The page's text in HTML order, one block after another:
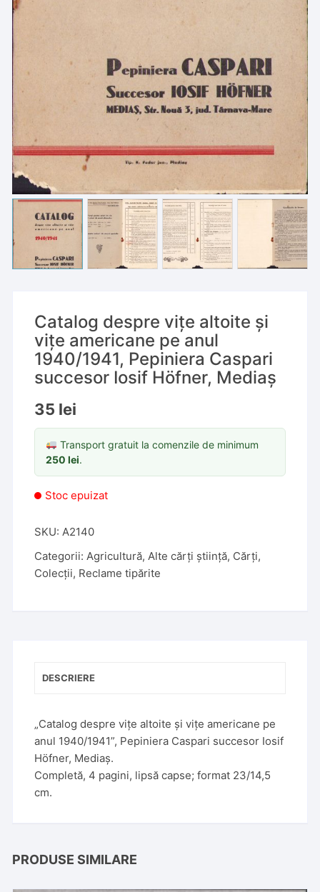
Catalog despre vițe altoite și
vițe americane pe anul
1940/1941, Pepiniera Caspari
succesor Iosif Höfner, Mediaș
35 lei
Transport gratuit la comenzile de minimum
250lei.
Stoc epuizat
SKU:A2140
Categorii:Agricultură,Alte cărți știință, Cărți,
Colecții, Reclame tipărite
DESCRIERE
„Catalog despre vițe altoite și vițe americane pe
anul 1940/1941”, Pepiniera Caspari succesor Iosif
Höfner, Mediaș.
Completă, 4 pagini, lipsă capse; format 23/14,5
cm.
PRODUSE SIMILARE